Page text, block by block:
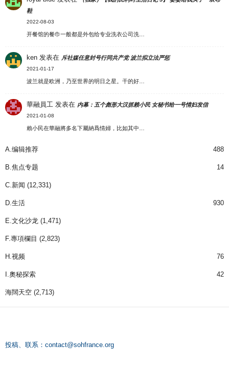
鞋
2022-08-03
开餐馆的餐巾一般都是外包给专业洗衣公司洗…
ken 发表在 斥社媒任意封号行同共产党 波兰拟立法严惩
2021-01-17
波兰就是欧洲，乃至世界的明日之星。干的好…
華融員工 发表在 内幕：五个彪形大汉抓赖小民 女秘书给一号情妇发信
2021-01-08
賴小民在華融將多名下屬納爲情婦，比如其中…
A.编辑推荐 488
B.焦点专题 14
C.新闻 (12,331)
D.生活 930
E.文化沙龙 (1,471)
F.專項欄目 (2,823)
H.视频 76
I.奧秘探索 42
海闊天空 (2,713)
投稿、联系： contact@sohfrance.org